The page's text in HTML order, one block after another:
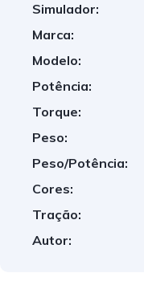
Simulador:
Marca:
Modelo:
Potência:
Torque:
Peso:
Peso/Potência:
Cores:
Tração:
Autor: